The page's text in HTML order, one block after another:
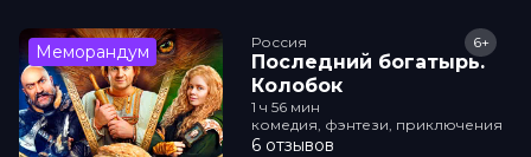
Меморандум Россия
Последний богатырь.
Колобок
6+
1 ч 56 мин
комедия, фэнтези, приключения
6 отзывов